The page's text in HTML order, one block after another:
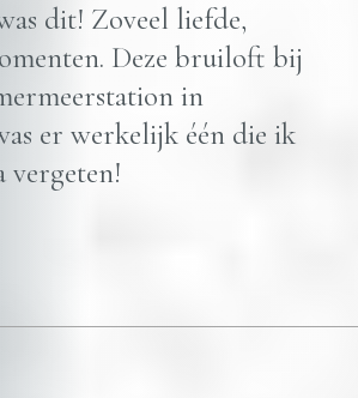
dit! Zoveel liefde,
Deze bruiloft bij
in
er werkelijk één die ik
vergeten!